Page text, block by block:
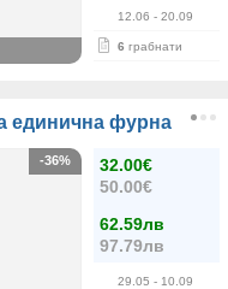
12.06 - 20.09
6 грабнати
единична фурна
32.00€
50.00€
62.59лв
97.79лв
29.05 - 10.09
-36%